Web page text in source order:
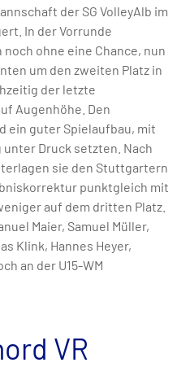
der SG VolleyAlb im
In der Vorrunde
ohne eine Chance, nun
um den zweiten Platz in
der letzte
Augenhöhe. Den
ein guter Spielaufbau, mit
Druck setzten. Nach
sie den Stuttgartern
punktgleich mit
auf dem dritten Platz.
Maier, Samuel Müller,
Klink, Hannes Heyer,
an der U15-WM
VR